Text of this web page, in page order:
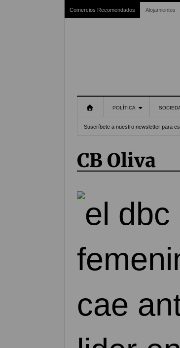
Comercios Recomendados Alojamientos
POLÍTICA
Suscríbete a nuestro newsletter para
CB Oliva